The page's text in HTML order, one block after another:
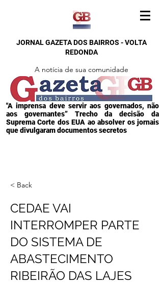
JORNAL GAZETA DOS BAIRROS - VOLTA
REDONDA
A notícia de sua comunidade
"A imprensa deve servir aos governados, não
aos governantes” Trecho da decisão da
Suprema Corte dos EUA ao absolver os jornais
que divulgaram documentos secretos
< Back
CEDAE VAI
INTERROMPER PARTE
DO SISTEMA DE
ABASTECIMENTO
RIBEIRÃO DAS LAJES